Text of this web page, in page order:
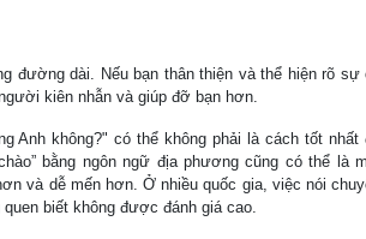
đường dài. Nếu bạn thân thiện và thể hiện rõ sự
kiên nhẫn và giúp đỡ bạn hơn.
Anh không?" có thể không phải là cách tốt nhất
bằng ngôn ngữ địa phương cũng có thể là
và dễ mến hơn. Ở nhiều quốc gia, việc nói
biết không được đánh giá cao.